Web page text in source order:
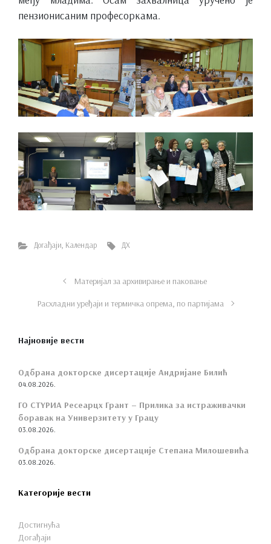
пензионисаним професоркама.
Догађаји, Календар ДХ
Материјал за архивирање и паковање
Расхладни уређаји и термичка опрема, по партијама
Најновије вести
Одбрана докторске дисертације Андријане Билић
04.08.2026.
ГО СТYРИА Ресеарцх Грант – Прилика за истраживачки
боравак на Универзитету у Грацу
03.08.2026.
Одбрана докторске дисертације Степана Милошевића
03.08.2026.
Категорије вести
Достигнућа
Догађаји